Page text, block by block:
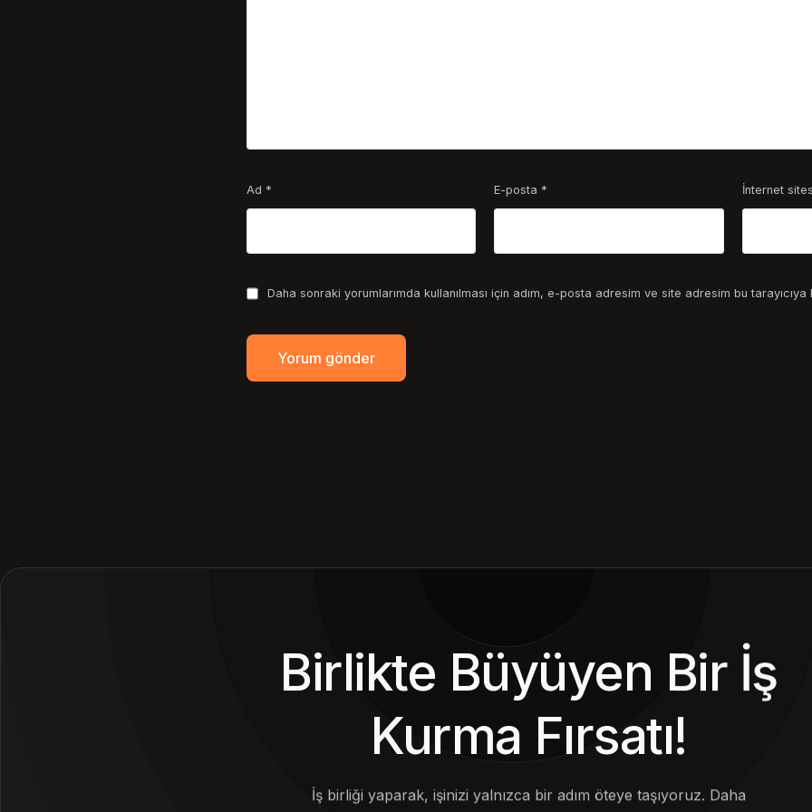
Ad * E-posta * İnternet
Daha sonraki yorumlarımda kullanılması için adım, e-posta adresim ve site adresim bu tarayıcıya
Birlikte Büyüyen Bir İş
Kurma Fırsatı!
İş birliği yaparak, işinizi yalnızca bir adım öteye taşıyoruz. Daha